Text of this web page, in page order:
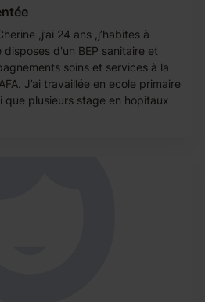
,j’ai 24 ans ,j’habites à
d'un BEP sanitaire et
soins et services à la
J’ai travaillée en ecole primaire
que plusieurs stage en hopitaux